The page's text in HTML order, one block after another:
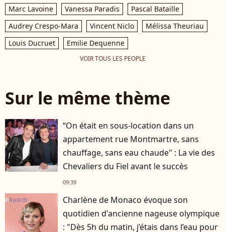
Marc Lavoine Vanessa Paradis
Pascal Bataille
Audrey Crespo-Mara
Vincent Niclo
Mélissa Theuriau
Louis Ducruet
Emilie Dequenne
VOIR TOUS LES PEOPLE
Sur le même thème
“On était en sous-location dans un
appartement rue Montmartre, sans
chauffage, sans eau chaude" : La vie des
Chevaliers du Fiel avant le succès
09:39
Charlène de Monaco évoque son
quotidien d'ancienne nageuse olympique
: "Dès 5h du matin, j’étais dans l’eau pour